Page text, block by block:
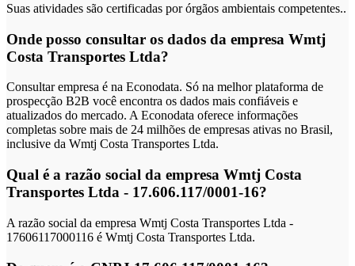
Suas atividades são certificadas por órgãos ambientais competentes..
Onde posso consultar os dados da empresa Wmtj
Costa Transportes Ltda?
Consultar empresa é na Econodata. Só na melhor plataforma de
prospecção B2B você encontra os dados mais confiáveis e
atualizados do mercado. A Econodata oferece informações
completas sobre mais de 24 milhões de empresas ativas no Brasil,
inclusive da Wmtj Costa Transportes Ltda.
Qual é a razão social da empresa Wmtj Costa
Transportes Ltda - 17.606.117/0001-16?
A razão social da empresa Wmtj Costa Transportes Ltda -
17606117000116 é Wmtj Costa Transportes Ltda.